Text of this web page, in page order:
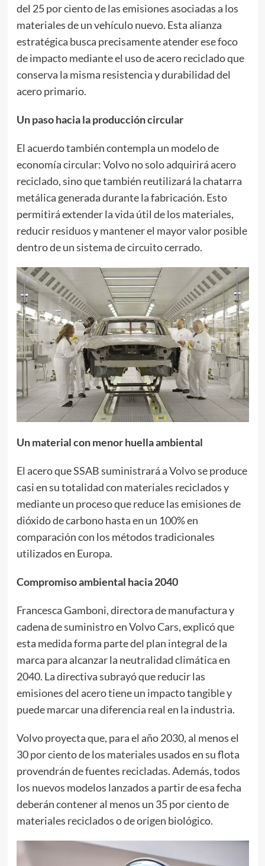
del 25 por ciento de las emisiones asociadas a los
materiales de un vehículo nuevo. Esta alianza
estratégica busca precisamente atender ese foco
de impacto mediante el uso de acero reciclado que
conserva la misma resistencia y durabilidad del
acero primario.
Un paso hacia la producción circular
El acuerdo también contempla un modelo de
economía circular: Volvo no solo adquirirá acero
reciclado, sino que también reutilizará la chatarra
metálica generada durante la fabricación. Esto
permitirá extender la vida útil de los materiales,
reducir residuos y mantener el mayor valor posible
dentro de un sistema de circuito cerrado.
Un material con menor huella ambiental
El acero que SSAB suministrará a Volvo se produce
casi en su totalidad con materiales reciclados y
mediante un proceso que reduce las emisiones de
dióxido de carbono hasta en un 100% en
comparación con los métodos tradicionales
utilizados en Europa.
Compromiso ambiental hacia 2040
Francesca Gamboni, directora de manufactura y
cadena de suministro en Volvo Cars, explicó que
esta medida forma parte del plan integral de la
marca para alcanzar la neutralidad climática en
2040. La directiva subrayó que reducir las
emisiones del acero tiene un impacto tangible y
puede marcar una diferencia real en la industria.
Volvo proyecta que, para el año 2030, al menos el
30 por ciento de los materiales usados en su flota
provendrán de fuentes recicladas. Además, todos
los nuevos modelos lanzados a partir de esa fecha
deberán contener al menos un 35 por ciento de
materiales reciclados o de origen biológico.